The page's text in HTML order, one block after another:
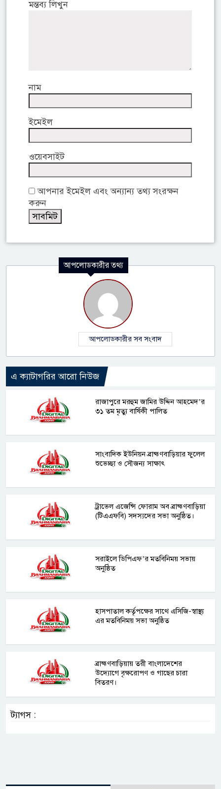
মন্তব্য লিখুন
নাম
ইমেইল
ওয়েবসাইট
আপনার ইমেইল এবং অন্যান্য তথ্য সংরক্ষন
করুন
আপলোডকারীর তথ্য
আপলোডকারীর সব সংবাদ
এ ক্যাটাগরির আরো নিউজ
রাজাপুরে মরহুম জামির উদ্দিন আহমেদ’র
৩১ তম মৃত্যু বার্ষিকী পালিত
সাংবাদিক ইউনিয়ন ব্রাহ্মণবাড়িয়ার ফুলেল
শুভেচ্ছা ও সৌজন্য সাক্ষাৎ
ট্রাভেল এজেন্সি ফোরাম অব ব্রাহ্মণবাড়িয়া
(টিএএফবি) সদস্যদের সভা অনুষ্ঠিত।
সরাইলে ডিপিএফ’র মতবিনিময় সভায়
অনুষ্ঠিত
হাসপাতাল কর্তৃপক্ষের সাথে এসিজি-স্বাস্থ্য
এর মতবিনিময় সভা অনুষ্ঠিত
ব্রাহ্মণবাড়িয়ায় তরী বাংলাদেশের
উদ্যোগে বৃক্ষরোপণ ও গাছের চারা
বিতরণ।
ট্যাগস :